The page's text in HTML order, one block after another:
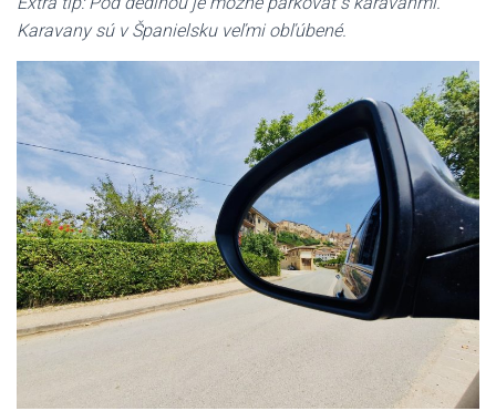
Karavany sú v Španielsku veľmi obľúbené.